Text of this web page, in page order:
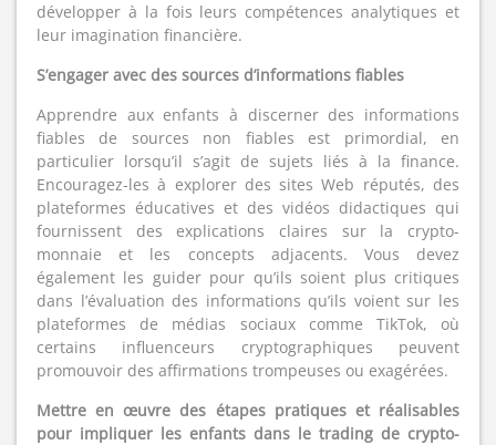
développer à la fois leurs compétences analytiques et
leur imagination financière.
S’engager avec des sources d’informations fiables
Apprendre aux enfants à discerner des informations
fiables de sources non fiables est primordial, en
particulier lorsqu’il s’agit de sujets liés à la finance.
Encouragez-les à explorer des sites Web réputés, des
plateformes éducatives et des vidéos didactiques qui
fournissent des explications claires sur la crypto-
monnaie et les concepts adjacents. Vous devez
également les guider pour qu’ils soient plus critiques
dans l’évaluation des informations qu’ils voient sur les
plateformes de médias sociaux comme TikTok, où
certains influenceurs cryptographiques peuvent
promouvoir des affirmations trompeuses ou exagérées.
Mettre en œuvre des étapes pratiques et réalisables
pour impliquer les enfants dans le trading de crypto-